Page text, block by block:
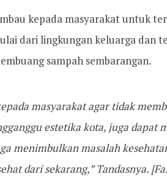
kepada masyarakat untuk
dari lingkungan keluarga dan
sampah sembarangan.
masyarakat agar tidak
estetika kota, juga dapat
menimbulkan masalah
dari sekarang,” Tandasnya.